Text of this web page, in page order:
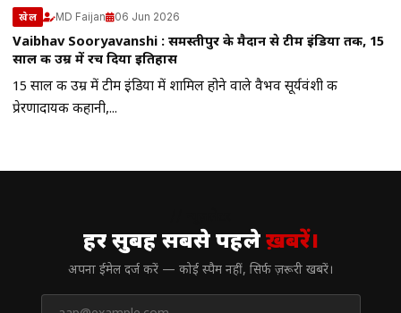
खेल MD Faijan 06 Jun 2026
Vaibhav Sooryavanshi : समस्तीपुर के मैदान से टीम इंडिया तक, 15
साल की उम्र में रच दिया इतिहास
15 साल की उम्र में टीम इंडिया में शामिल होने वाले वैभव सूर्यवंशी की
प्रेरणादायक कहानी,...
हर सुबह सबसे पहलेख़बरें।
अपना ईमेल दर्ज करें — कोई स्पैम नहीं, सिर्फ ज़रूरी खबरें।